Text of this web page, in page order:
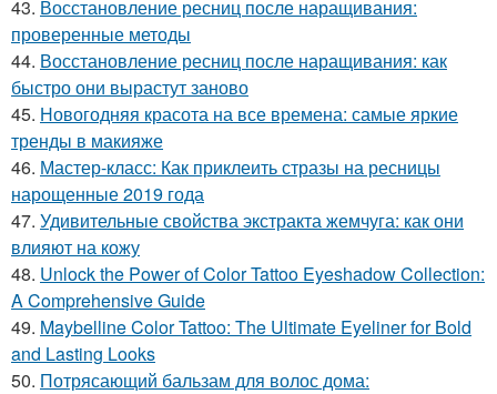
43. Восстановление ресниц после наращивания:
проверенные методы
44. Восстановление ресниц после наращивания: как
быстро они вырастут заново
45. Новогодняя красота на все времена: самые яркие
тренды в макияже
46. Мастер-класс: Как приклеить стразы на ресницы
нарощенные 2019 года
47. Удивительные свойства экстракта жемчуга: как они
влияют на кожу
48. Unlock the Power of Color Tattoo Eyeshadow Collection:
A Comprehensive Guide
49. Maybelline Color Tattoo: The Ultimate Eyeliner for Bold
and Lasting Looks
50. Потрясающий бальзам для волос дома: